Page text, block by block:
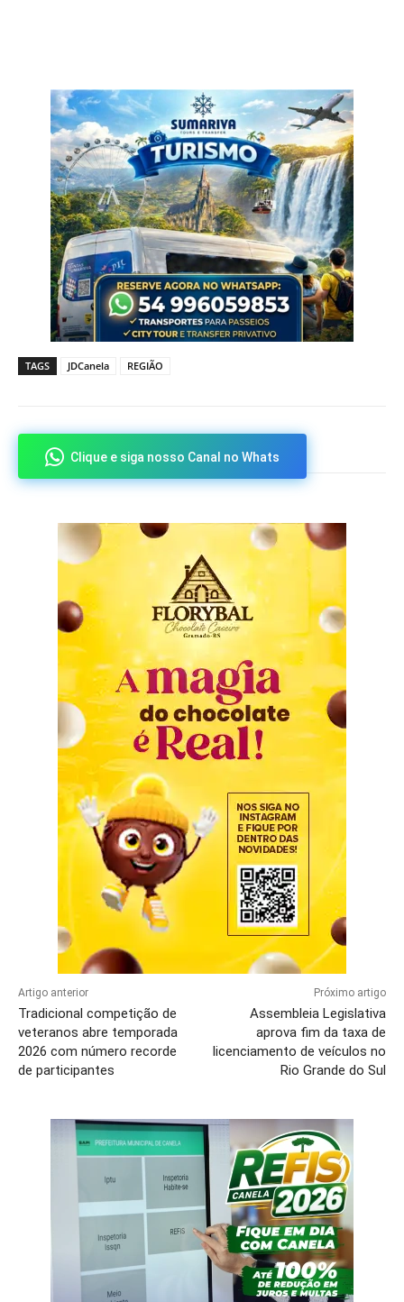
TAGS JDCanela REGIÃO
Clique e siga nosso Canal no Whats
Artigo anterior
Tradicional competição de
veteranos abre temporada
2026 com número recorde
de participantes
Próximo artigo
Assembleia Legislativa
aprova fim da taxa de
licenciamento de veículos no
Rio Grande do Sul